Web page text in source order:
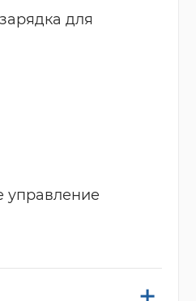
для
управление